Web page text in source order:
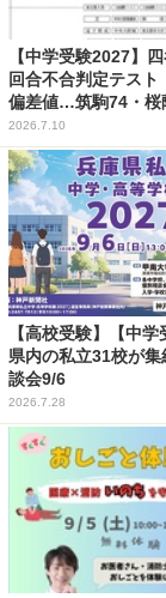
【中学受験2027】
回合不合判定テスト
偏差値…筑駒74・桜
2026.7.10
【高校受験】【中
県内の私立31校が集
談会9/6
2026.7.28